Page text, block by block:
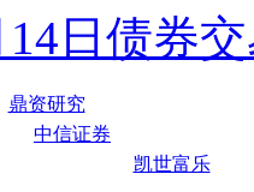
14日债券
鼎资研究
中信证券
凯世富乐